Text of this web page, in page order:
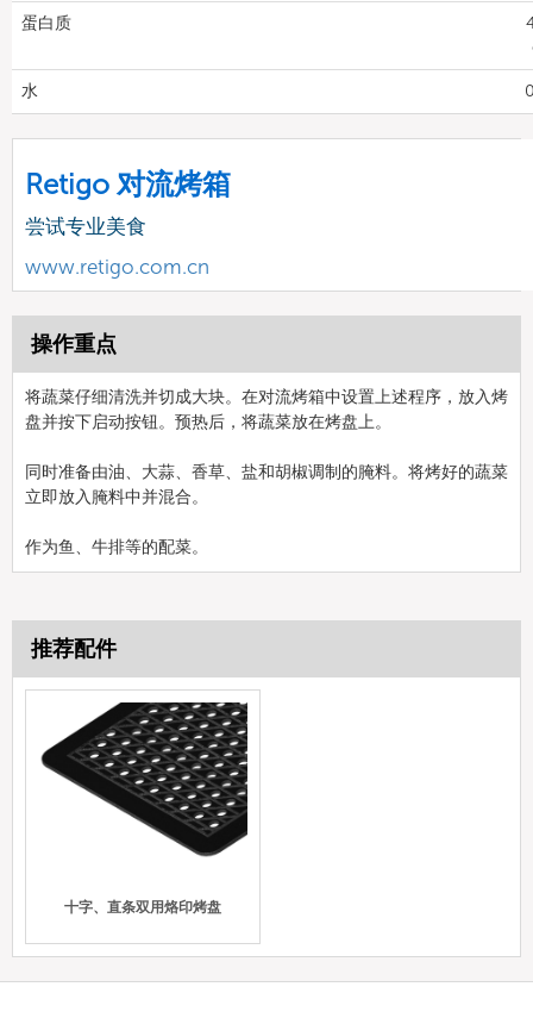
蛋白质
水
Retigo 对流烤箱
尝试专业美食
www.retigo.com.cn
操作重点
将蔬菜仔细清洗并切成大块。在对流烤箱中设置上述程序，放入烤
盘并按下启动按钮。预热后，将蔬菜放在烤盘上。
同时准备由油、大蒜、香草、盐和胡椒调制的腌料。将烤好的蔬菜
立即放入腌料中并混合。
作为鱼、牛排等的配菜。
推荐配件
十字、直条双用烙印烤盘